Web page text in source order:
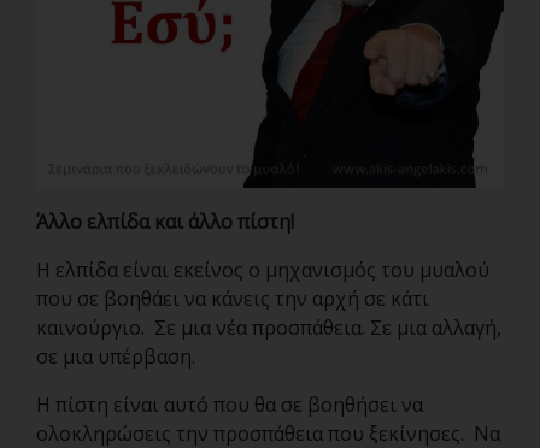
Άλλο ελπίδα και άλλο πίστη!
Η ελπίδα είναι εκείνος ο μηχανισμός του μυαλού
που σε βοηθάει να κάνεις την αρχή σε κάτι
καινούργιο. Σε μια νέα προσπάθεια. Σε μια αλλαγή,
σε μια υπέρβαση.
Η πίστη είναι αυτό που θα σε βοηθήσει να
ολοκληρώσεις την προσπάθεια που ξεκίνησες. Να